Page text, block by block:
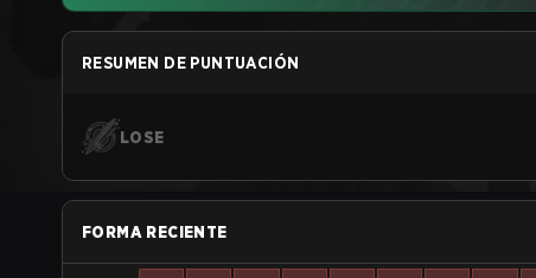
RESUMEN DE PUNTUACIÓN
LOSE
FORMA RECIENTE